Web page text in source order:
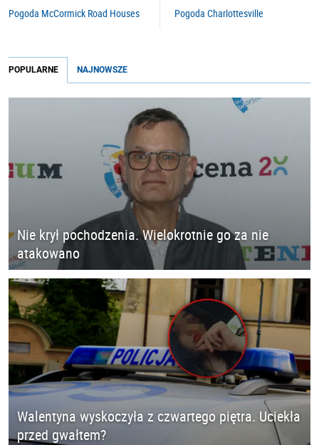
Pogoda McCormick Road Houses Pogoda Charlottesville
POPULARNE NAJNOWSZE
Nie krył pochodzenia. Wielokrotnie go za nie
atakowano
Walentyna wyskoczyła z czwartego piętra. Uciekła
przed gwałtem?